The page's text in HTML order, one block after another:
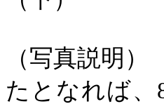
（写真説明
たとなれば、